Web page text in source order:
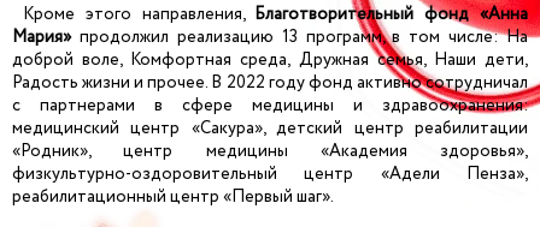
Кроме этого направления, Благотворительный фонд «Анна
Мария»продолжил реализацию 13 программ, в том числе: На
доброй воле, Комфортная среда, Дружная семья, Наши дети,
Радость жизни и прочее. В 2022 году фонд активно сотрудничал
с партнерами в сфере медицины и здравоохранения:
медицинский центр «Сакура», детский центр реабилитации
«Родник», центр медицины «Академия здоровья»,
физкультурно-оздоровительный центр «Адели Пенза»,
реабилитационный центр «Первый шаг».